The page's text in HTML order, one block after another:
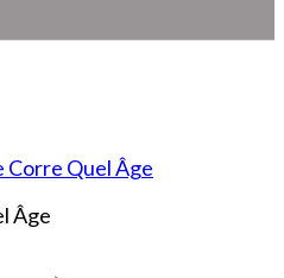
Corre Quel Âge